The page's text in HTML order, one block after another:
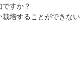
すか？
培することができな